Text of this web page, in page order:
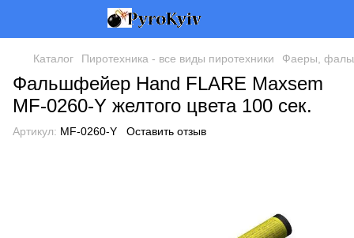
Каталог Пиротехника - все виды пиротехники Фаеры,
Фальшфейер Hand FLARE Maxsem
MF-0260-Y желтого цвета 100 сек.
Артикул: MF-0260-Y Оставить отзыв